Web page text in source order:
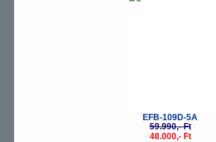
EFB-109D-5A
59.990,- Ft
48.000,- Ft